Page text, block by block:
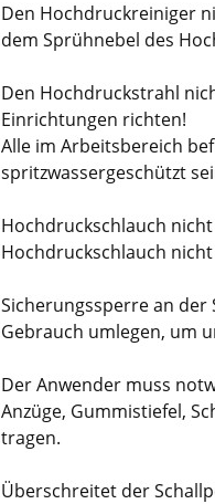
Den Hochdruckreiniger
dem Sprühnebel des
Den Hochdruckstrahl
Einrichtungen richten!
Alle im Arbeitsbereich
spritzwassergeschützt
Hochdruckschlauch
Hochdruckschlauch
Sicherungssperre an der
Gebrauch umlegen, um
Der Anwender muss
Anzüge, Gummistiefel,
tragen.
Überschreitet der